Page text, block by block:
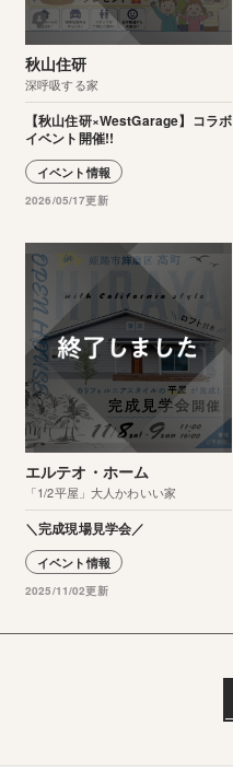
秋山住研
深呼吸する家
【秋山住研×WestGarage】コラボ
イベント開催!!
イベント情報
2026/05/17更新
エルテオ・ホーム
「1/2平屋」大人かわいい家
＼完成現場見学会／
イベント情報
2025/11/02更新